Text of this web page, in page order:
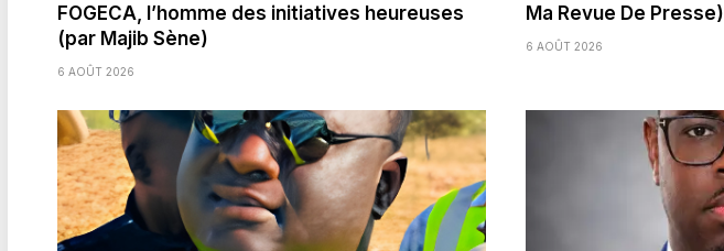
FOGECA, l’homme des initiatives heureuses
(par Majib Sène)
6 AOÛT 2026
Ma Revue De Presse)
6 AOÛT 2026